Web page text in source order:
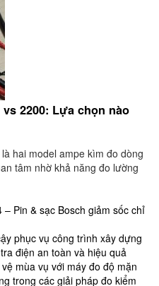
2200: Lựa chọn nào
hai model ampe kìm đo dòng
tâm nhờ khả năng đo lường
Pin & sạc Bosch giảm sốc chỉ
phục vụ công trình xây dựng
điện an toàn và hiệu quả
mùa vụ với máy đo độ mặn
trong các giải pháp đo kiểm